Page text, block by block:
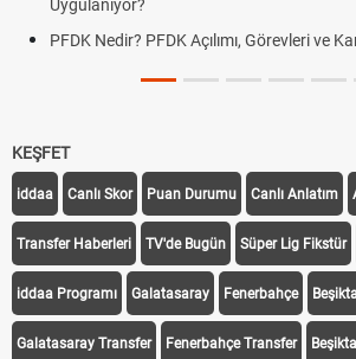
Uygulanıyor?
PFDK Nedir? PFDK Açılımı, Görevleri ve
KEŞFET
iddaa Canlı Skor Puan Durumu Canlı Anlatım
Transfer Haberleri TV'de Bugün Süper Lig Fikstür
iddaa Programı Galatasaray Fenerbahçe
Galatasaray Transfer Fenerbahçe Transfer